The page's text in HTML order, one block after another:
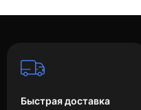
Быстрая доставка